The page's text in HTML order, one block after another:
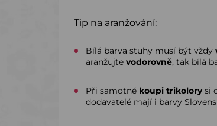
Tip na aranžování:
Bílá barva stuhy musí být vždy
aranžujte vodorovně, tak bílá
Při samotné koupi trikolorysi
dodavatelé mají i barvy